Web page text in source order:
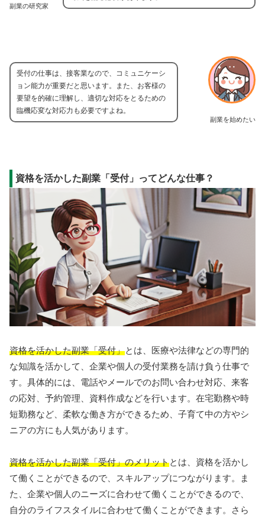
副業の研究家
副業を始めたい
受付の仕事は、接客業なので、コミュニケーシ
ョン能力が重要だと思います。また、お客様の
要望を的確に理解し、適切な対応をとるための
臨機応変な対応力も必要ですよね。
資格を活かした副業「受付」ってどんな仕事？
資格を活かした副業「受付」とは、医療や法律などの専門的
な知識を活かして、企業や個人の受付業務を請け負う仕事で
す。具体的には、電話やメールでのお問い合わせ対応、来客
の応対、予約管理、資料作成などを行います。在宅勤務や時
短勤務など、柔軟な働き方ができるため、子育て中の方やシ
ニアの方にも人気があります。
資格を活かした副業「受付」のメリットとは、資格を活かし
て働くことができるので、スキルアップにつながります。ま
た、企業や個人のニーズに合わせて働くことができるので、
自分のライフスタイルに合わせて働くことができます。さら